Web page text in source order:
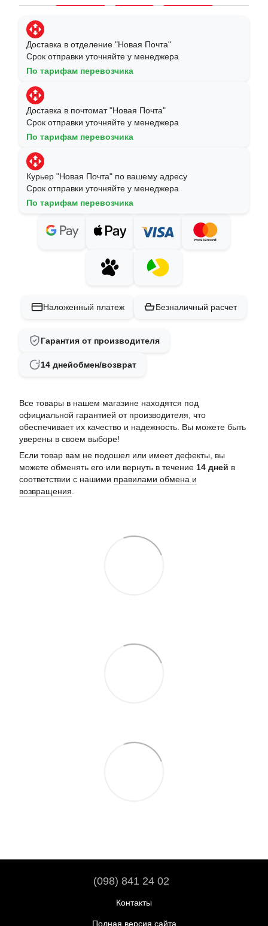
Доставка в отделение "Новая Почта"
Срок отправки уточняйте у менеджера
По тарифам перевозчика
Доставка в почтомат "Новая Почта"
Срок отправки уточняйте у менеджера
По тарифам перевозчика
Курьер "Новая Почта" по вашему адресу
Срок отправки уточняйте у менеджера
По тарифам перевозчика
Наложенный платеж Безналичный расчет
Гарантия от производителя
14 днейобмен/возврат
Все товары в нашем магазине находятся под
официальной гарантией от производителя, что
обеспечивает их качество и надежность. Вы можете быть
уверены в своем выборе!
Если товар вам не подошел или имеет дефекты, вы
можете обменять его или вернуть в течение 14 дней в
соответствии с нашими правилами обмена и
возвращения
(098) 841 24 02
Контакты
Полная версия сайта